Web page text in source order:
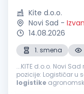
Kite d.o.o.
Novi Sad -
14.08.2026
1. smena
...KITE d.o.o. Novi
logistike